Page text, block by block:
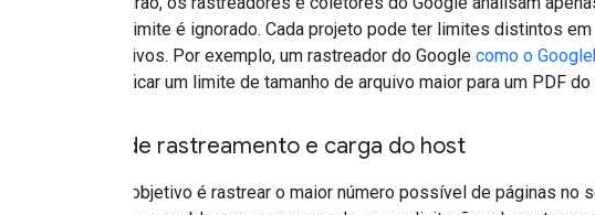
desse limite é ignorado. Cada projeto pode ter limites distintos
de arquivos. Por exemplo, um rastreador do Google como o
especificar um limite de tamanho de arquivo maior para um PDF
Taxa de rastreamento e carga do host
Nosso objetivo é rastrear o maior número possível de páginas